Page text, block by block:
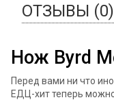
ОТЗЫВЫ (0)
Нож Byrd
Перед вами ни что
ЕДЦ-хит теперь